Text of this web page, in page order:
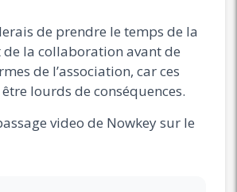
de prendre le temps de la
de la collaboration avant de
de l’association, car ces
lourds de conséquences.
video de Nowkey sur le